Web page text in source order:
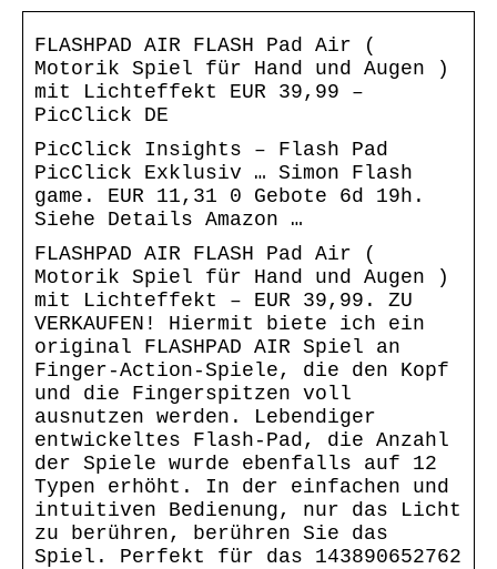
FLASHPAD AIR FLASH Pad Air (
Motorik Spiel für Hand und Augen )
mit Lichteffekt EUR 39,99 –
PicClick DE
PicClick Insights – Flash Pad
PicClick Exklusiv … Simon Flash
game. EUR 11,31 0 Gebote 6d 19h.
Siehe Details Amazon …
FLASHPAD AIR FLASH Pad Air (
Motorik Spiel für Hand und Augen )
mit Lichteffekt – EUR 39,99. ZU
VERKAUFEN! Hiermit biete ich ein
original FLASHPAD AIR Spiel an
Finger-Action-Spiele, die den Kopf
und die Fingerspitzen voll
ausnutzen werden. Lebendiger
entwickeltes Flash-Pad, die Anzahl
der Spiele wurde ebenfalls auf 12
Typen erhöht. In der einfachen und
intuitiven Bedienung, nur das Licht
zu berühren, berühren Sie das
Spiel. Perfekt für das 143890652762